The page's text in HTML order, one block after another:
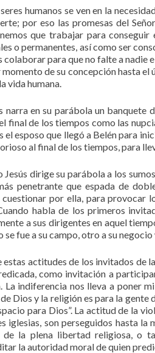
humanos se ven en la
por eso las promesas del
que trabajar para
o permanentes, así como ser
colaborar para que no falte a nadie
de su concepción hasta
vida humana.
narra en su parábola un
final de los tiempos como las
el esposo que llegó a Belén para
al final de los tiempos, para
Jesús dirige su parábola a los
penetrante que espada de
cuestionar por ella, para provocar
habla de los primeros
a sus dirigentes en aquel
se fue a su campo, otro a su
estas actitudes de los invitados de
como invitación a
La indiferencia nos lleva a poner
de Dios y la religión es para la gente
para Dios”. La actitud de la
iglesias, son perseguidos hasta la
de la plena libertad religiosa, o
la autoridad moral de quien